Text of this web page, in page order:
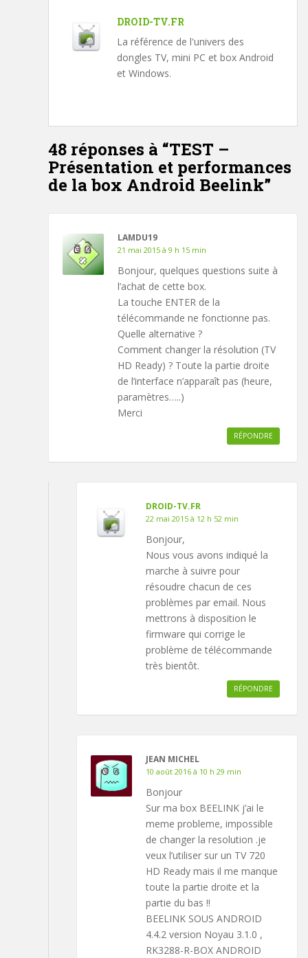
DROID-TV.FR
La référence de l'univers des
dongles TV, mini PC et box Android
et Windows.
48 réponses à “TEST –
Présentation et performances
de la box Android Beelink”
LAMDU19
21 mai 2015 à 9 h 15 min
Bonjour, quelques questions suite à
l’achat de cette box.
La touche ENTER de la
télécommande ne fonctionne pas.
Quelle alternative ?
Comment changer la résolution (TV
HD Ready) ? Toute la partie droite
de l’interface n’apparaît pas (heure,
paramètres…..)
Merci
RÉPONDRE
DROID-TV.FR
22 mai 2015 à 12 h 52 min
Bonjour,
Nous vous avons indiqué la
marche à suivre pour
résoudre chacun de ces
problèmes par email. Nous
mettrons à disposition le
firmware qui corrige le
problème de télécommande
très bientôt.
RÉPONDRE
JEAN MICHEL
10 août 2016 à 10 h 29 min
Bonjour
Sur ma box BEELINK j’ai le
meme probleme, impossible
de changer la resolution .je
veux l’utiliser sur un TV 720
HD Ready mais il me manque
toute la partie droite et la
partie du bas !!
BEELINK SOUS ANDROID
4.4.2 version Noyau 3.1.0 ,
RK3288-R-BOX ANDROID